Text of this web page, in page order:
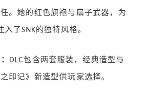
。她的红色旗袍与扇子武器，为
入了SNK的独特风格。
DLC包含两套服装，经典造型与
印记》新造型供玩家选择。